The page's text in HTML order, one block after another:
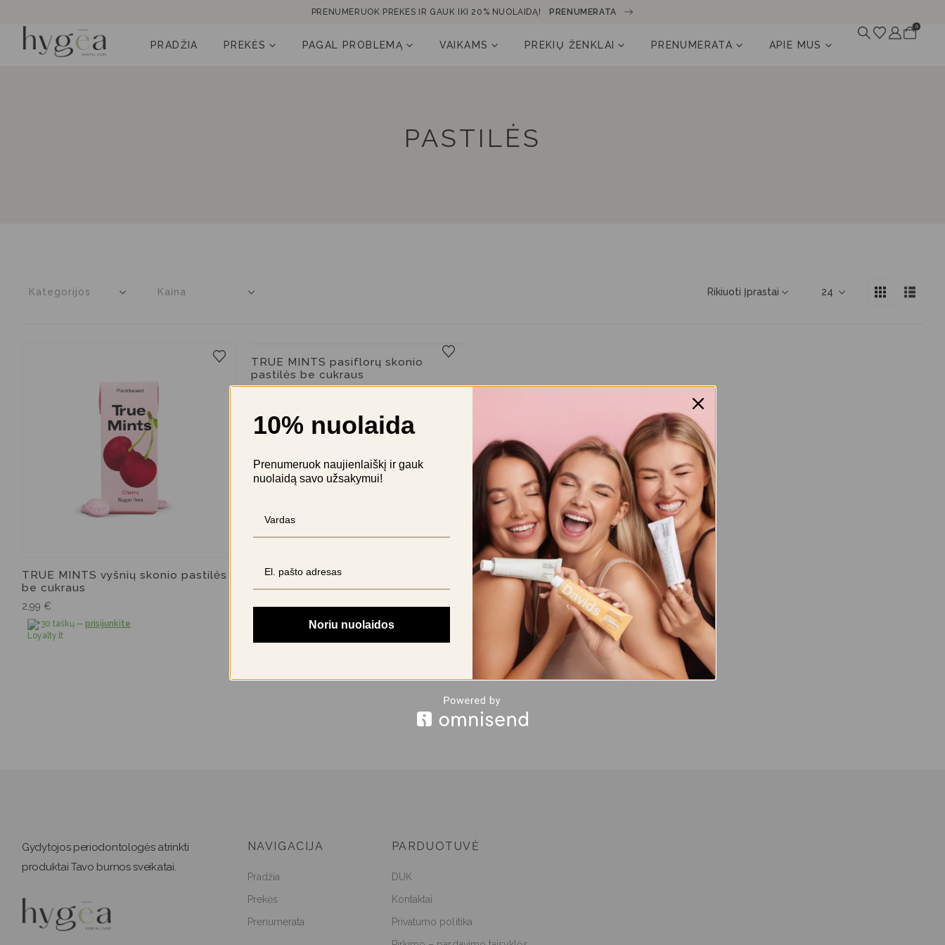
PRENUMERUOK PREKES IR GAUK IKI 20% NUOLAIDĄ! PRENUMERATA
PRADŽIA PREKĖS PAGAL PROBLEMĄ VAIKAMS PREKIŲ ŽENKLAI PRENUMERATA APIE MUS
0
PASTILĖS
Kategorijos Kaina
TRUE MINTS vyšnių skonio pastilės
be cukraus
2,99 €
+30 taškų — prisijunkite
TRUE MINTS pasiflorų skonio
pastilės be cukraus
Gydytojos periodontologės atrinkti
produktai Tavo burnos sveikatai.
NAVIGACIJA
Pradžia
Prekės
Prenumerata
PARDUOTUVĖ
DUK
Kontaktai
Privatumo politika
10% nuolaida
Prenumeruok naujienlaiškį ir gauk
nuolaidą savo užsakymui!
Noriu nuolaidos